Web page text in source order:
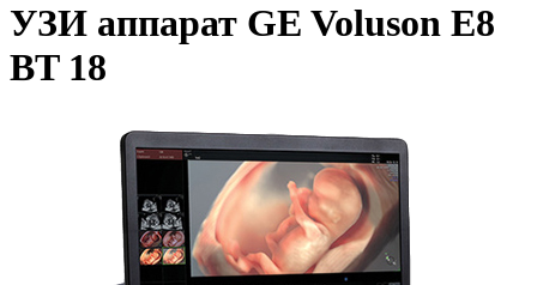
УЗИ аппарат GE Voluson E8
BT 18